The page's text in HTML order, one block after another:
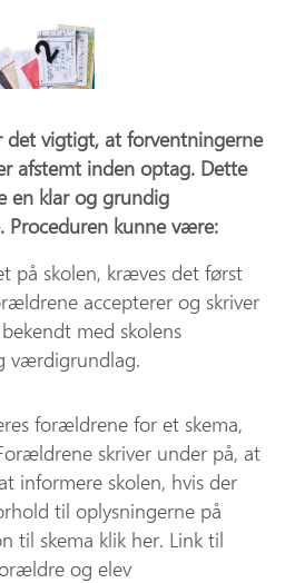
det vigtigt, at forventningerne
afstemt inden optag. Dette
en klar og grundig
Proceduren kunne være:
på skolen, kræves det først
accepterer og skriver
med skolens
værdigrundlag.
forældrene for et skema,
skriver under på, at
informere skolen, hvis der
til oplysningerne på
til skema klik her. Link til
og elev